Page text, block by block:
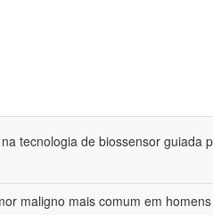
tecnologia de biossensor guiada
maligno mais comum em